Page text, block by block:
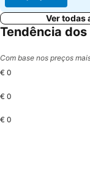
Ver todas
Tendência
Com base nos preços
€ 0
€ 0
€ 0